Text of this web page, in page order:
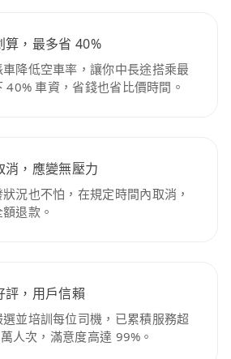
算，最多省 40%
降低空車率，讓你中長途搭乘最
40% 車資，省錢也省比價時間。
消，應變無壓力
況也不怕，在規定時間內取消，
退款。
評，用戶信賴
並培訓每位司機，已累積服務超
人次，滿意度高達 99%。